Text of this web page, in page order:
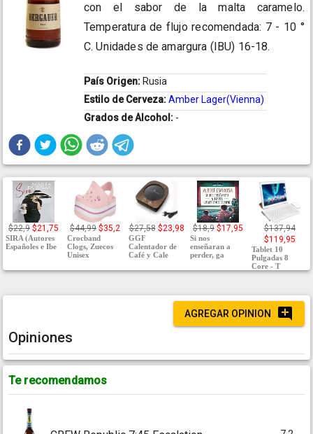
con el sabor de la malta caramelo.
Temperatura de flujo recomendada: 7 - 10 °
C. Unidades de amargura (IBU) 16-18.
País Origen: Rusia
Estilo de Cerveza:Amber Lager(Vienna)
Grados de Alcohol: -
$22,9 $21,75
SIRA (Autores
Españoles e Ibe
$44,99 $35,2
Crocband
Clogs, Zuecos
Unisex
$27,58 $23,98
GGF
Calentador de
Café y Cale
$18,9 $17,95
Si nos
enseñaran a
perder, ga
$137,94
$119,95
Tablet 10
Pulgadas 8
Core - T
AGREGAR OPINION
Opiniones
Te recomendamos